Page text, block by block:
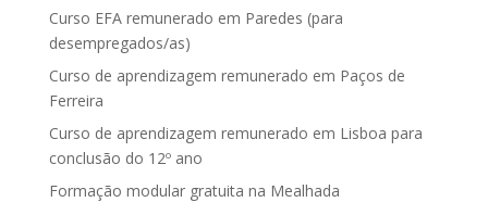
Curso EFA remunerado em Paredes (para
desempregados/as)
Curso de aprendizagem remunerado em Paços de
Ferreira
Curso de aprendizagem remunerado em Lisboa para
conclusão do 12º ano
Formação modular gratuita na Mealhada